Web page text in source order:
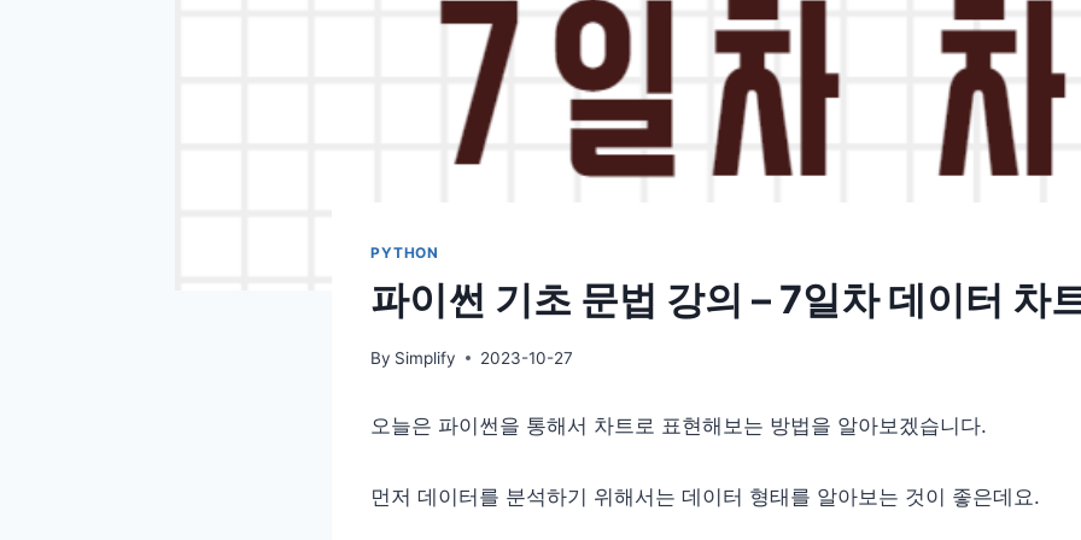
PYTHON
파이썬 기초 문법 강의 – 7일차 데이터 차
By Simplify 2023-10-27
오늘은 파이썬을 통해서 차트로 표현해보는 방법을 알아보겠습니다.
먼저 데이터를 분석하기 위해서는 데이터 형태를 알아보는 것이 좋은데요.